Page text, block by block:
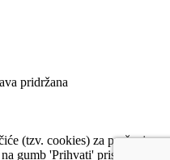
pridržana
(tzv. cookies) za pružanje
gumb 'Prihvati' pristajete na